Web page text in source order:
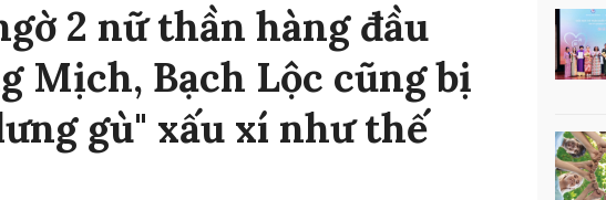
2 nữ thần hàng đầu
Mịch, Bạch Lộc cũng bị
gù" xấu xí như thế